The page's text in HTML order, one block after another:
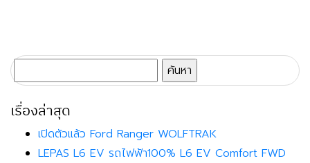
สำหรับ:
เรื่องล่าสุด
เปิดตัวแล้ว Ford Ranger WOLFTRAK
LEPAS L6 EV รถไฟฟ้า100% L6 EV Comfort FWD